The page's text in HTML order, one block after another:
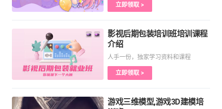
立即领取 >
影视后期包装培训班培训课程
介绍
人手一份，独家学习资料和课程
立即领取 >
游戏三维模型,游戏3D建模培